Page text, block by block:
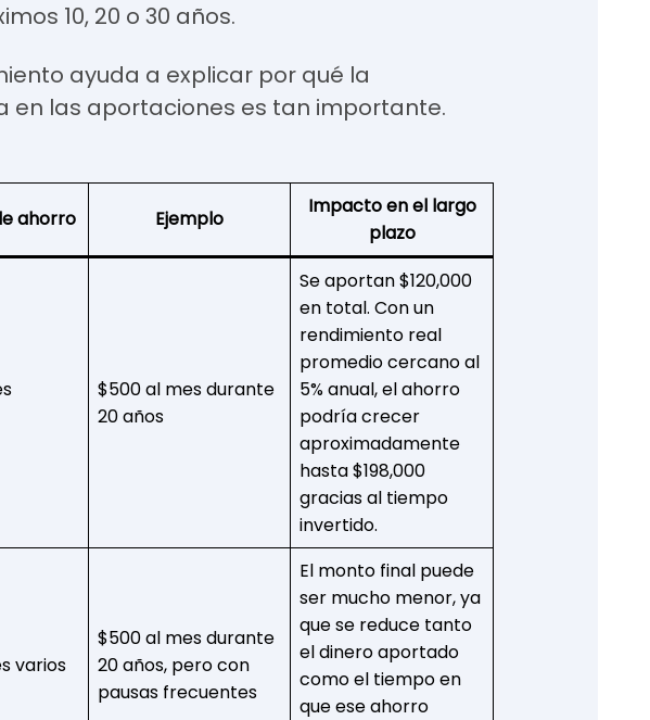
10, 20 o 30 años.
ayuda a explicar por qué la
en las aportaciones es tan importante.
ahorro Ejemplo
Impacto en el largo
plazo
$500 al mes durante
20 años
Se aportan $120,000
en total. Con un
rendimiento real
promedio cercano al
5% anual, el ahorro
podría crecer
aproximadamente
hasta $198,000
gracias al tiempo
invertido.
varios
$500 al mes durante
20 años, pero con
pausas frecuentes
El monto final puede
ser mucho menor, ya
que se reduce tanto
el dinero aportado
como el tiempo en
que ese ahorro